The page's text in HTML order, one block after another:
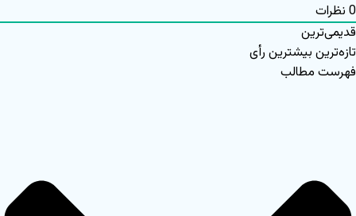
0نظرات
قدیمی‌ترین
تازه‌ترین بیشترین رأی
فهرست مطالب